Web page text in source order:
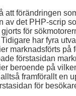
att förändringen
av det PHP-scrip
för
har fyra
marknadsförts på
förstasidan
beroende på
framförallt en
för